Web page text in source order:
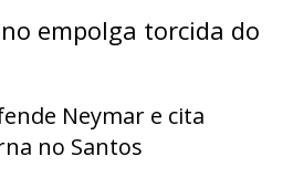
empolga torcida do
Neymar e cita
no Santos